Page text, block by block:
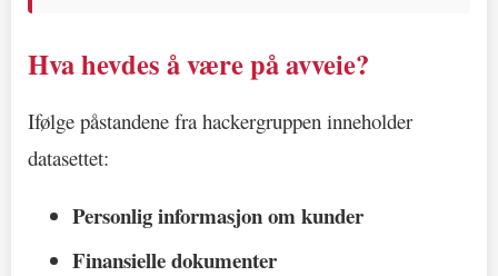
Hva hevdes å være på avveie?
Ifølge påstandene fra hackergruppen inneholder
datasettet:
Personlig informasjon om kunder
Finansielle dokumenter